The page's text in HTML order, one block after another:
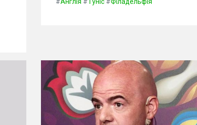
#Англія #Туніс #Філадельфія